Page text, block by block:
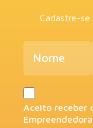
Cadastre-
Aceito receber